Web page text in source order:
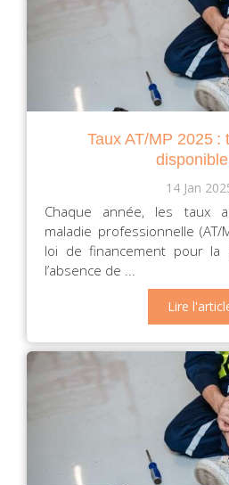
Taux AT/MP 2025 :
14 Jan
Chaque année, les taux
maladie professionnelle
loi de financement pour la
l’absence de ...
Lire